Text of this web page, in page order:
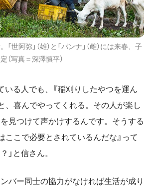
世阿弥」（雄）と「パンナ」（雌）には来春、子
（写真＝深澤慎平）
いる人でも、『稲刈りしたやつを運ん
、喜んでやってくれる。その人が楽し
見つけて声かけするんです。そうする
ここで必要とされているんだな』って
」と信さん。
バー同士の協力がなければ生活が成り